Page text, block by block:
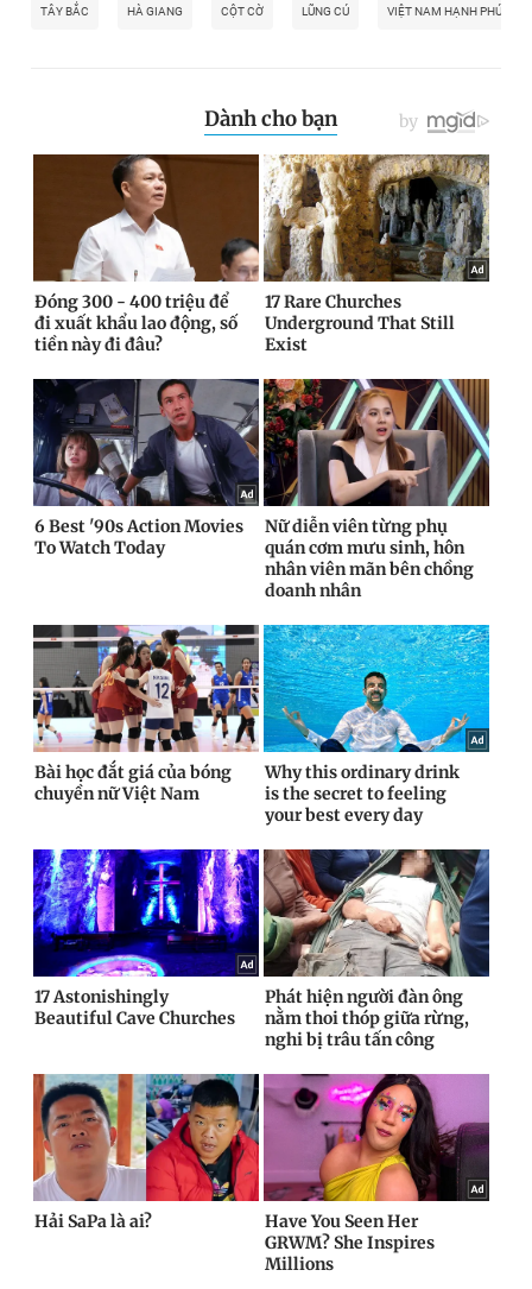
TÂY BẮC HÀ GIANG CỘT CỜ LŨNG CÚ VIỆT NAM HẠNH PHÚC